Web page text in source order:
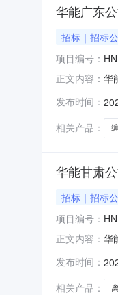
华能广东
招标｜招标
项目编号：
正文内容： 华
数
组
发布时间：
相关产品：
华能甘肃
招标｜招标
项目编号：
正文内容： 华
肃
计
发布时间：
相关产品：